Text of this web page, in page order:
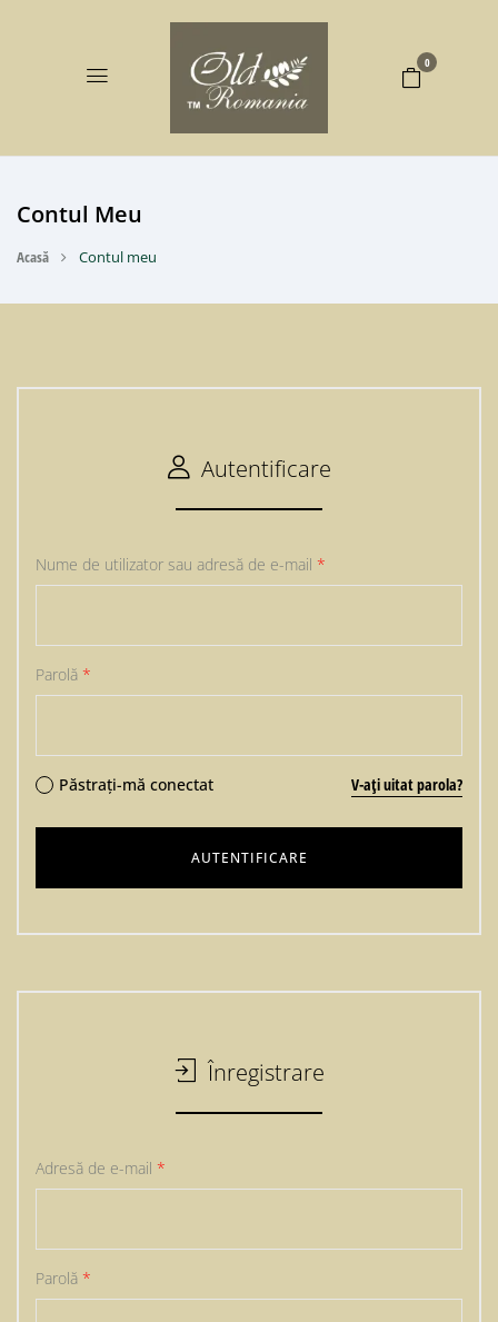
0
Contul Meu
Acasă Contul meu
Autentificare
Nume de utilizator sau adresă de e-mail *
Parolă *
Păstrați-mă conectat V-ați uitat parola?
Înregistrare
Adresă de e-mail *
Parolă *